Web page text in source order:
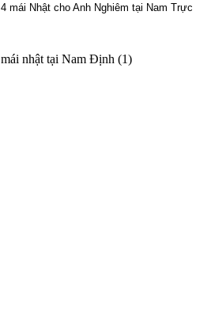
mái Nhật cho Anh Nghiêm tại Nam Trực